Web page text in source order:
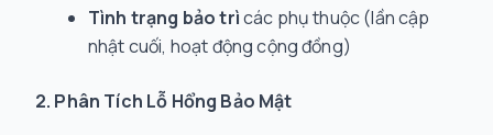
Tình trạng bảo trìcác phụ thuộc (lần cập
nhật cuối, hoạt động cộng đồng)
2. Phân Tích Lỗ Hổng Bảo Mật